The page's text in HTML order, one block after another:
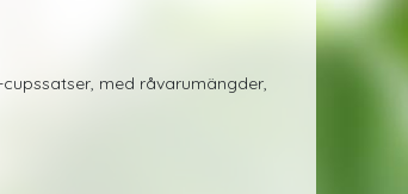
med råvarumängder,